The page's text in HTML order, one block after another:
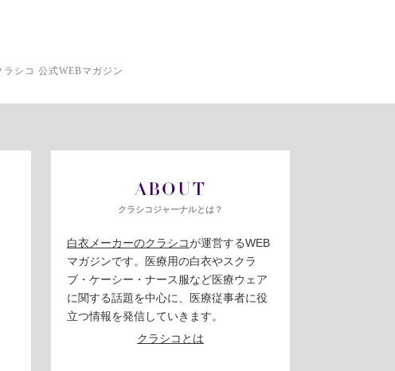
シコ 公式WEBマガジン
ABOUT
クラシコジャーナルとは？
白衣メーカーのクラシコが運営するWEB
マガジンです。医療用の白衣やスクラ
ブ・ケーシー・ナース服など医療ウェア
に関する話題を中心に、医療従事者に役
立つ情報を発信していきます。
クラシコとは